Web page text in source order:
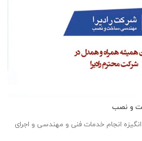
و نصب
رادیرا درسال ۱۳۶۰ با انگیزه انجام خدمات فنی و مهندسی و اجرای